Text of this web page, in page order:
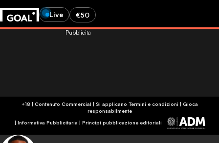
Live €50
+18 | Contenuto Commercial | Si applicano Termini e condizioni | Gioca
responsabilmente
| Informativa Pubblicitaria | Principi pubblicazione editoriali
Pubblicità